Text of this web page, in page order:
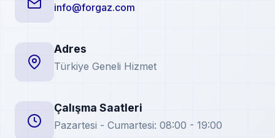
info@forgaz.com
Adres
Türkiye Geneli Hizmet
Çalışma Saatleri
Pazartesi - Cumartesi: 08:00 - 19:00